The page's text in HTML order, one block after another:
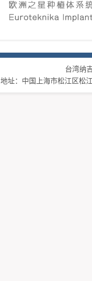
台湾纳
地址：中国上海市松江区